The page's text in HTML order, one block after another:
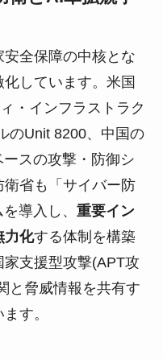
全保障の中核とな
化しています。米国
・インフラストラク
のUnit 8200、中国の
スの攻撃・防御シ
衛省も「サイバー防
導入し、 重要イン
力化する体制を構築
家支援型攻撃(APT攻
と脅威情報を共有す
す。